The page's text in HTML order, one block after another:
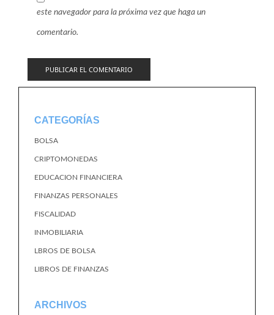
este navegador para la próxima vez que haga un
comentario.
CATEGORÍAS
BOLSA
CRIPTOMONEDAS
EDUCACION FINANCIERA
FINANZAS PERSONALES
FISCALIDAD
INMOBILIARIA
LBROS DE BOLSA
LIBROS DE FINANZAS
ARCHIVOS